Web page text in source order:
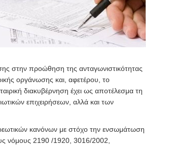
στην προώθηση της ανταγωνιστικότητας
οργάνωσης και, αφετέρου, το
διακυβέρνηση έχει ως αποτέλεσμα τη
επιχειρήσεων, αλλά και των
κανόνων με στόχο την ενσωμάτωση
νόμους 2190 /1920, 3016/2002,